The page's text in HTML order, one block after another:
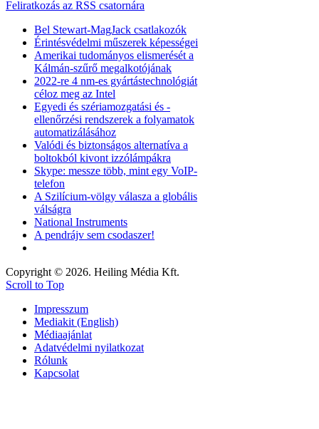
Feliratkozás az RSS csatornára
Bel Stewart-MagJack csatlakozók
Érintésvédelmi műszerek képességei
Amerikai tudományos elismerését a
Kálmán-szűrő megalkotójának
2022-re 4 nm-es gyártástechnológiát
céloz meg az Intel
Egyedi és szériamozgatási és -
ellenőrzési rendszerek a folyamatok
automatizálásához
Valódi és biztonságos alternatíva a
boltokból kivont izzólámpákra
Skype: messze több, mint egy VoIP-
telefon
A Szilícium-völgy válasza a globális
válságra
National Instruments
A pendrájv sem csodaszer!
Copyright © 2026. Heiling Média Kft.
Scroll to Top
Impresszum
Mediakit (English)
Médiaajánlat
Adatvédelmi nyilatkozat
Rólunk
Kapcsolat